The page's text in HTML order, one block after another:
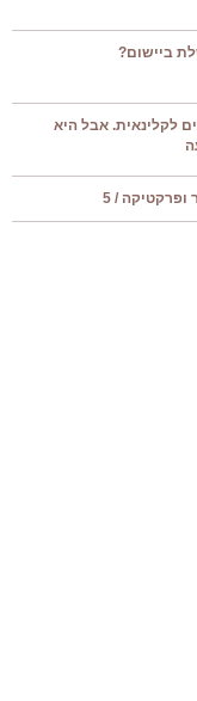
ביישום?
לקלינאית. אבל היא
/ 5